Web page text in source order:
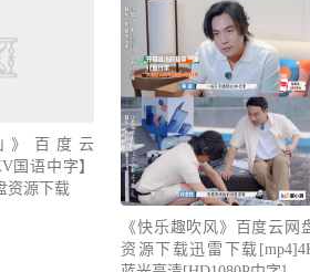
》百度云
国语中字】
资源下载
《快乐趣吹风》百度云网
资源下载迅雷下载